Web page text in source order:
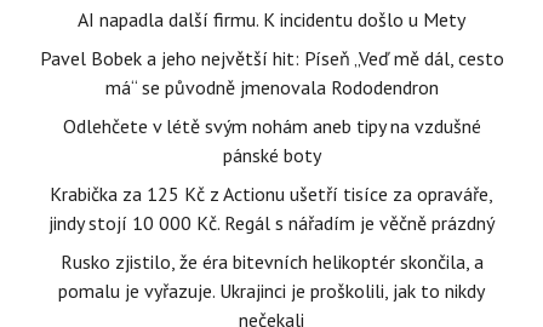
AI napadla další firmu. K incidentu došlo u Mety
Pavel Bobek a jeho největší hit: Píseň „Veď mě dál, cesto
má“ se původně jmenovala Rododendron
Odlehčete v létě svým nohám aneb tipy na vzdušné
pánské boty
Krabička za 125 Kč z Actionu ušetří tisíce za opraváře,
jindy stojí 10 000 Kč. Regál s nářadím je věčně prázdný
Rusko zjistilo, že éra bitevních helikoptér skončila, a
pomalu je vyřazuje. Ukrajinci je proškolili, jak to nikdy
nečekali